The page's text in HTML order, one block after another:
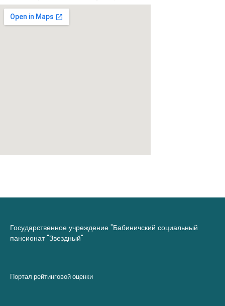
Государственное учреждение "Бабиничский социальный
пансионат "Звездный"
Портал рейтинговой оценки